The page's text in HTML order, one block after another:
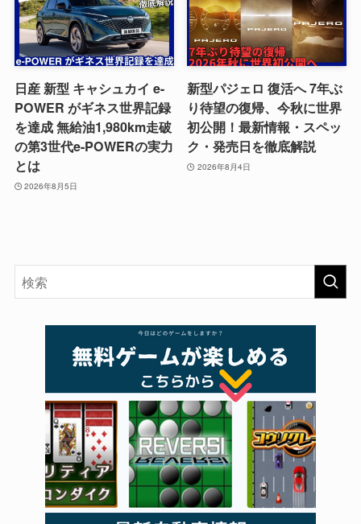
日産 新型 キャシュカイ e-
POWER がギネス世界記録
を達成 無給油1,980km走破
の第3世代e-POWERの実力
とは
2026年8月5日
新型パジェロ 復活へ 7年ぶ
り待望の復帰、今秋に世界
初公開！最新情報・スペッ
ク・発売日を徹底解説
2026年8月4日